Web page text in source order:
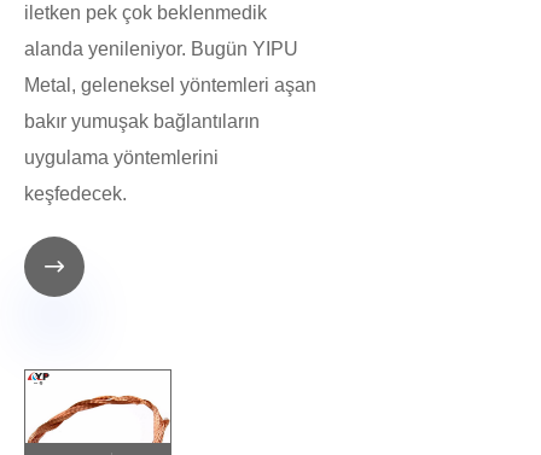
iletken pek çok beklenmedik
alanda yenileniyor. Bugün YIPU
Metal, geleneksel yöntemleri aşan
bakır yumuşak bağlantıların
uygulama yöntemlerini
keşfedecek.
